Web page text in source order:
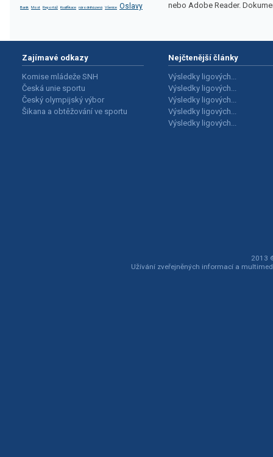
Baník Most Reportáž Kvalifikace národníházená Všenice Oslavy
nebo Adobe Reader.
Zajímavé odkazy
Komise mládeže SNH
Česká unie sportu
Český olympijský výbor
Šikana a obtěžování ve sportu
Nejčtenější články
Výsledky ligových...
Výsledky ligových...
Výsledky ligových...
Výsledky ligových...
Výsledky ligových...
2013
Užívání zveřejněných informací a